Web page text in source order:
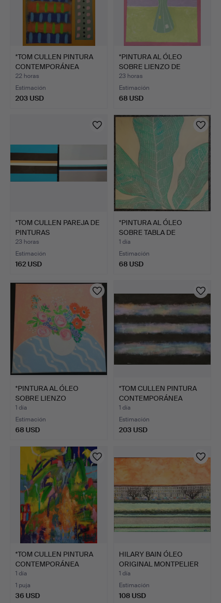
*TOM CULLEN PINTURA
CONTEMPORÁNEA
SOBRE LI…
22 horas
Estimación
203 USD
*PINTURA AL ÓLEO
SOBRE LIENZO DE
ANTOINETT…
23 horas
Estimación
68 USD
*TOM CULLEN PAREJA DE
PINTURAS
CONTEMPORÁN…
23 horas
Estimación
162 USD
*PINTURA AL ÓLEO
SOBRE TABLA DE
ANTOINETTE…
1 día
Estimación
68 USD
*PINTURA AL ÓLEO
SOBRE LIENZO
MONTADO 'BOU…
1 día
Estimación
68 USD
*TOM CULLEN PINTURA
CONTEMPORÁNEA
SOBRE LI…
1 día
Estimación
203 USD
*TOM CULLEN PINTURA
CONTEMPORÁNEA
SOBRE LI…
1 día
1 puja
36 USD
HILARY BAIN ÓLEO
ORIGINAL MONTPELIER
GARDE…
1 día
Estimación
108 USD